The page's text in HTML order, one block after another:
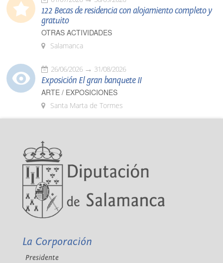
122 Becas de residencia con alojamiento completo y
gratuito
OTRAS ACTIVIDADES
Salamanca
26/06/2026 31/08/2026
Exposición El gran banquete II
ARTE / EXPOSICIONES
Santa Marta de Tormes
La Corporación
Presidente